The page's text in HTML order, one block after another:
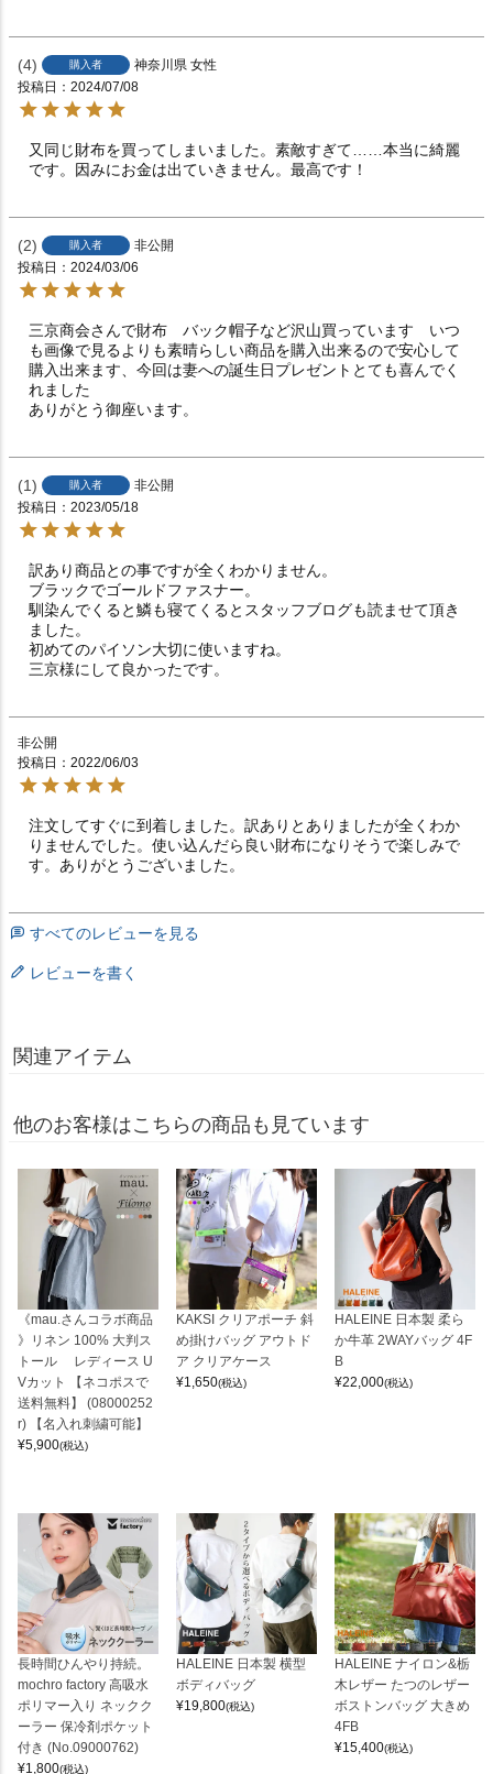
4 購入者 神奈川県 女性
投稿日
2024/07/08
又同じ財布を買ってしまいました。素敵すぎて……本当に綺麗
2 購入者
非公開
投稿日
2024/03/06
三京商会さんで財布　バック帽子など沢山買っています　いつ
も画像で見るよりも素晴らしい商品を購入出来るので安心して
購入出来ます、今回は妻への誕生日プレゼントとても喜んでく
れました
ありがとう御座います。
1 購入者
非公開
投稿日
2023/05/18
訳あり商品との事ですが全くわかりません。
ブラックでゴールドファスナー。
馴染んでくると鱗も寝てくるとスタッフブログも読ませて頂き
ました。
初めてのパイソン大切に使いますね。
非公開
投稿日
2022/06/03
注文してすぐに到着しました。訳ありとありましたが全くわか
りませんでした。使い込んだら良い財布になりそうで楽しみで
す。ありがとうございました。
すべてのレビューを見る
レビューを書く
関連アイテム
他のお客様はこちらの商品も見ています
《mau.さんコラボ商品
》リネン 100% 大判ス
トール レディース U
Vカット 【ネコポスで
送料無料】 (08000252
r) 【名入れ刺繍可能】
¥5,900(税込)
KAKSI クリアポーチ 斜
め掛けバッグ アウトド
ア クリアケース
¥1,650(税込)
HALEINE 日本製 柔ら
か牛革 2WAYバッグ 4F
B
¥22,000(税込)
長時間ひんやり持続。
mochro factory 高吸水
ポリマー入り ネックク
ーラー 保冷剤ポケット
付き (No.09000762)
¥1,800(税込)
HALEINE 日本製 横型
ボディバッグ
¥19,800(税込)
HALEINE ナイロン&栃
木レザー たつのレザー
ボストンバッグ 大きめ
4FB
¥15,400(税込)